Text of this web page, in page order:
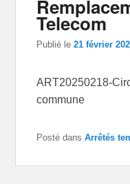
Telecom
Publié le21 février
ART20250218-
commune
Posté dans Arrêtés